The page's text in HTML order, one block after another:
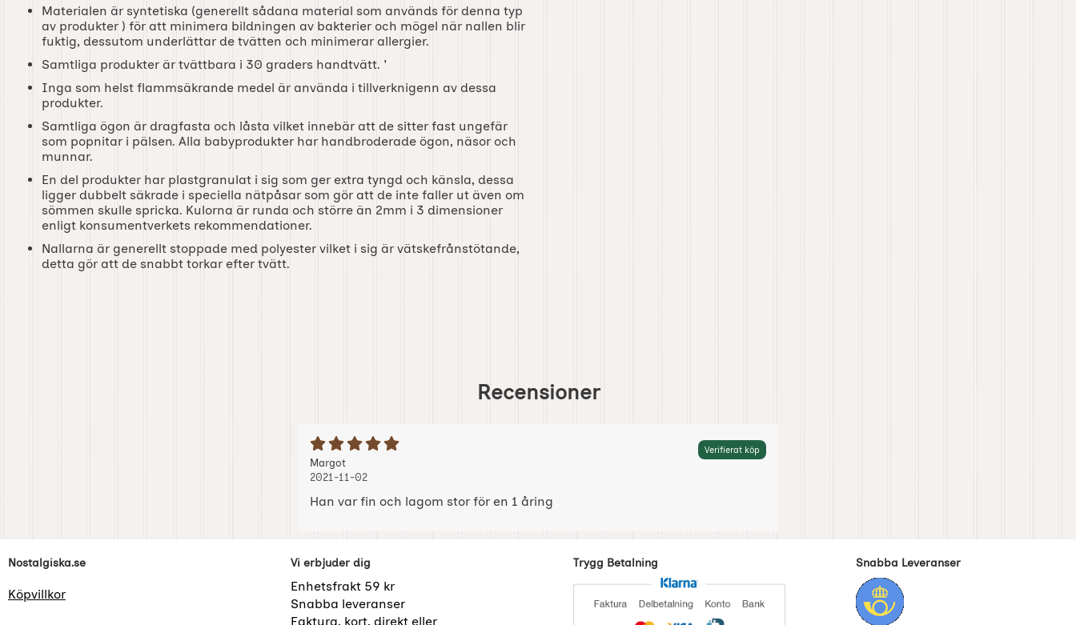
Materialen är syntetiska (generellt sådana material som används för denna typ
av produkter ) för att minimera bildningen av bakterier och mögel när nallen blir
fuktig, dessutom underlättar de tvätten och minimerar allergier.
Samtliga produkter är tvättbara i 30 graders handtvätt. '
Inga som helst flammsäkrande medel är använda i tillverknigenn av dessa
produkter.
Samtliga ögon är dragfasta och låsta vilket innebär att de sitter fast ungefär
som popnitar i pälsen. Alla babyprodukter har handbroderade ögon, näsor och
munnar.
En del produkter har plastgranulat i sig som ger extra tyngd och känsla, dessa
ligger dubbelt säkrade i speciella nätpåsar som gör att de inte faller ut även om
sömmen skulle spricka. Kulorna är runda och större än 2mm i 3 dimensioner
enligt konsumentverkets rekommendationer.
Nallarna är generellt stoppade med polyester vilket i sig är vätskefrånstötande,
detta gör att de snabbt torkar efter tvätt.
Recensioner
Betyg: 5 Stjärnor av 5 Verifierat köp
Recension av:
Margot, 2021-11-02
, 2021-11-02
2021-11-02
Han var fin och lagom stor för en 1 åring
Sidfot Blandad info och länkar
Nostalgiska.se
Köpvillkor
Vi erbjuder dig
Enhetsfrakt 59 kr
Snabba leveranser
Faktura, kort, direkt eller
Trygg Betalning Snabba Leveranser